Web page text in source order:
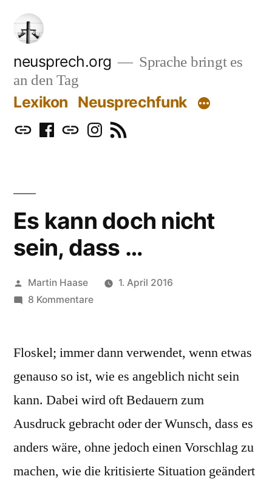
Zum
Inhalt
springen
neusprech.org
Sprache bringt es
an den Tag
Lexikon Neusprechfunk
MastodonFacebook
BlueskyInstagram
RSS
Es kann doch nicht
sein, dass …
Veröffentlicht
von
Martin Haase
1. April 2016
8 Kommentarezu
doch
sein,
dass
Floskel; immer dann verwendet, wenn etwas
genauso so ist, wie es angeblich nicht sein
kann. Dabei wird oft Bedauern zum
Ausdruck gebracht oder der Wunsch, dass es
anders wäre, ohne jedoch einen Vorschlag zu
machen, wie die kritisierte Situation geändert